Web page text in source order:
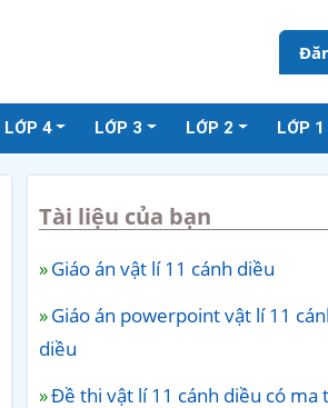
LỚP 4 LỚP 3 LỚP 2 LỚP 1
Tài liệu của bạn
Giáo án vật lí 11 cánh diều
Giáo án powerpoint vật lí 11
diều
Đề thi vật lí 11 cánh diều có ma